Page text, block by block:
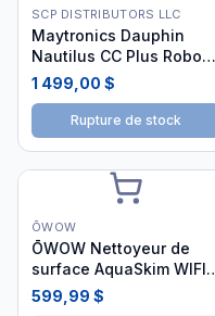
SCP DISTRIBUTORS LLC
Maytronics Dauphin
Nautilus CC Plus Robot
Nettoyeur Wi-Fi
1 499,00 $
Rupture de stock
ŌWOW
ŌWOW Nettoyeur de
surface AquaSkim WIFI
(ICES)
599,99 $